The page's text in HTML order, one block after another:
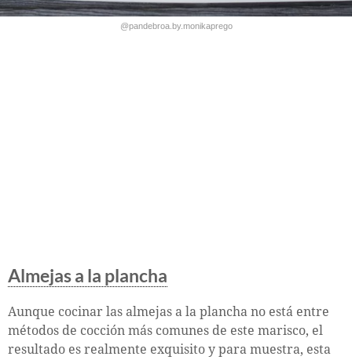
@pandebroa.by.monikaprego
Almejas a la plancha
Aunque cocinar las almejas a la plancha no está entre
métodos de cocción más comunes de este marisco, el
resultado es realmente exquisito y para muestra, esta